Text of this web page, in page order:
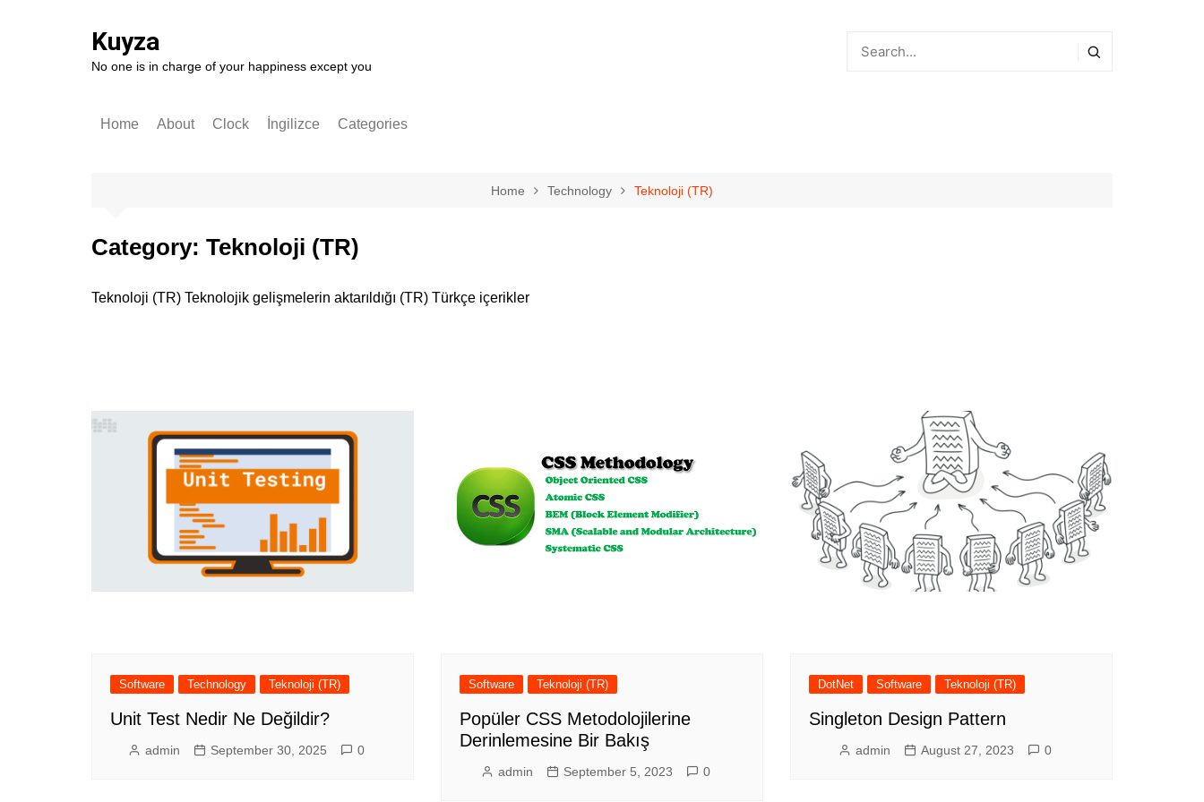
Kuyza
No one is in charge of your happiness except you
Home About Clock İngilizce Categories
Technology
Self-improvement
Home Technology Teknoloji (TR)
Category: Teknoloji (TR)
Teknoloji (TR) Teknolojik gelişmelerin aktarıldığı (TR) Türkçe içerikler
Software Technology Teknoloji (TR)
Unit Test Nedir Ne Değildir?
admin September 30, 2025 0
Software Teknoloji (TR)
Popüler CSS Metodolojilerine
Derinlemesine Bir Bakış
admin September 5, 2023 0
DotNet Software Teknoloji (TR)
Singleton Design Pattern
admin August 27, 2023 0